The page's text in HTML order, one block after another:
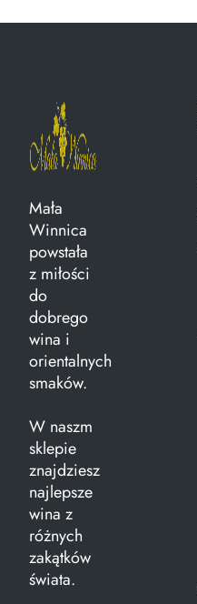
Mała
Winnica
powstała
z miłości
do
dobrego
wina i
orientalnych
smaków.
W naszm
sklepie
znajdziesz
najlepsze
wina z
różnych
zakątków
świata.